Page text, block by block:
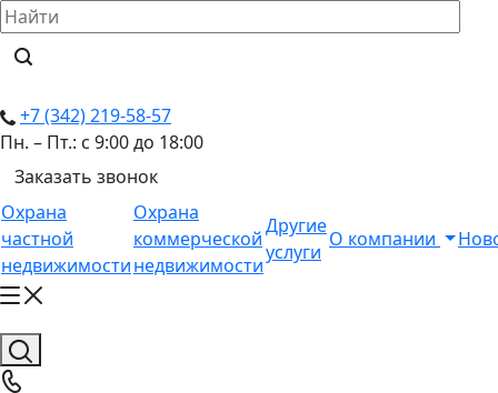
+7 (342) 219-58-57
Пн. – Пт.: с 9:00 до 18:00
Заказать звонок
Охрана
частной
недвижимости
Охрана
коммерческой
недвижимости
Другие
услуги
О компании